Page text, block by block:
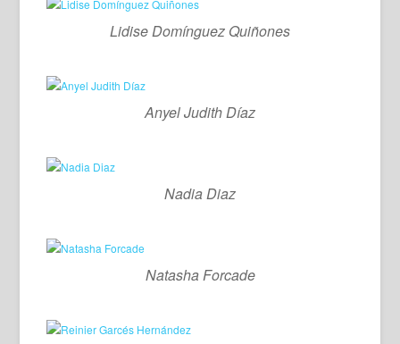
Lidise Domínguez Quiñones
Anyel Judith Díaz
Nadia Diaz
Natasha Forcade